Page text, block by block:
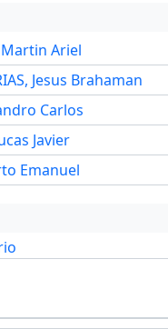
Martin Ariel
Jesus Brahaman
Carlos
Javier
Emanuel